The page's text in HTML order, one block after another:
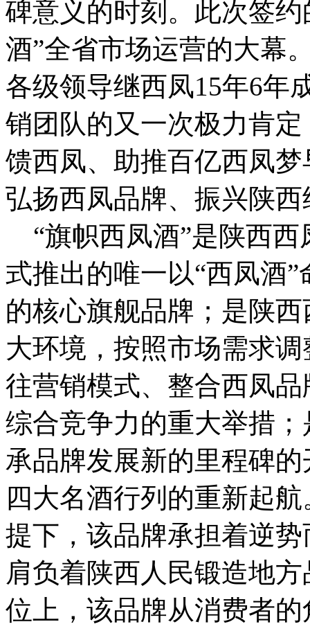
碑意义的时刻。此次签
酒”全省市场运营的大幕
各级领导继西凤15年6年
销团队的又一次极力肯
馈西凤、助推百亿西凤
弘扬西凤品牌、振兴陕
“旗帜西凤酒”是陕西西
式推出的唯一以“西凤酒
的核心旗舰品牌；是陕
大环境，按照市场需求
往营销模式、整合西凤
综合竞争力的重大举措
承品牌发展新的里程碑
四大名酒行列的重新起
提下，该品牌承担着逆
肩负着陕西人民锻造地
位上，该品牌从消费者